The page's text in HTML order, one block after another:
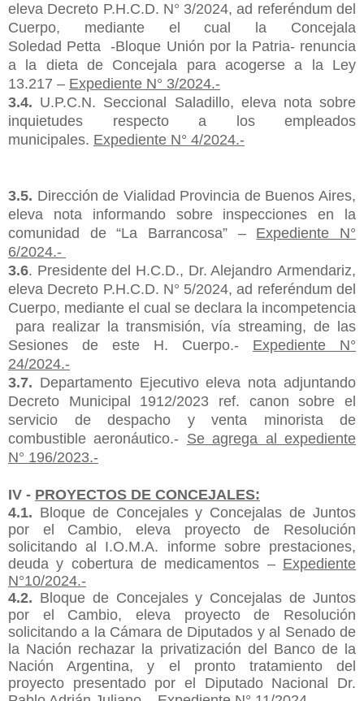
eleva Decreto P.H.C.D. N° 3/2024, ad referéndum del
Cuerpo, mediante el cual la Concejala
Soledad Petta -Bloque Unión por la Patria- renuncia
a la dieta de Concejala para acogerse a la Ley
13.217 – Expediente N° 3/2024.-
3.4. U.P.C.N. Seccional Saladillo, eleva nota sobre
inquietudes respecto a los empleados
municipales. Expediente N° 4/2024.-
3.5. Dirección de Vialidad Provincia de Buenos Aires,
eleva nota informando sobre inspecciones en la
comunidad de “La Barrancosa” – Expediente N°
6/2024.-
3.6. Presidente del H.C.D., Dr. Alejandro Armendariz,
eleva Decreto P.H.C.D. N° 5/2024, ad referéndum del
Cuerpo, mediante el cual se declara la incompetencia
pararealizar la transmisión, víastreaming, de las
Sesiones de este H. Cuerpo.- Expediente N°
24/2024.-
3.7. Departamento Ejecutivo eleva nota adjuntando
Decreto Municipal 1912/2023 ref. canon sobre el
servicio de despacho y venta minorista de
combustibleaeronáutico.- Se agrega al expediente
N° 196/2023.-
IV - PROYECTOS DE CONCEJALES:
4.1. Bloque de Concejales y Concejalas de Juntos
por el Cambio, eleva proyecto de Resolución
solicitando al I.O.M.A. informe sobre prestaciones,
deuda y cobertura de medicamentos – Expediente
N°10/2024.-
4.2. Bloque de Concejales y Concejalas de Juntos
por el Cambio, eleva proyecto de Resolución
solicitando a la Cámara de Diputados y al Senado de
la Nación rechazar la privatización del Banco de la
Nación Argentina, y el pronto tratamiento del
proyecto presentado por el Diputado Nacional Dr.